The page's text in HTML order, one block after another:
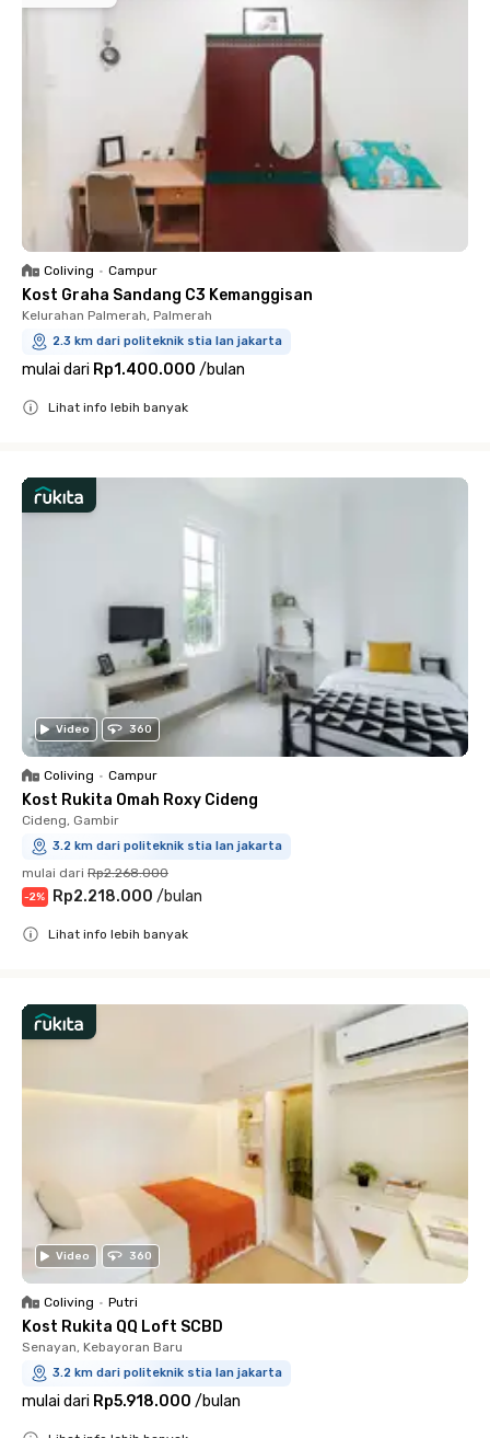
Coliving • Campur
Kost Graha Sandang C3 Kemanggisan
Kelurahan Palmerah, Palmerah
2.3 km dari politeknik stia lan jakarta
mulai dari Rp1.400.000 /bulan
Lihat info lebih banyak
Video 360
Coliving • Campur
Kost Rukita Omah Roxy Cideng
Cideng, Gambir
3.2 km dari politeknik stia lan jakarta
mulai dari Rp2.268.000
-2% Rp2.218.000 /bulan
Lihat info lebih banyak
Video 360
Coliving • Putri
Kost Rukita QQ Loft SCBD
Senayan, Kebayoran Baru
3.2 km dari politeknik stia lan jakarta
mulai dari Rp5.918.000 /bulan